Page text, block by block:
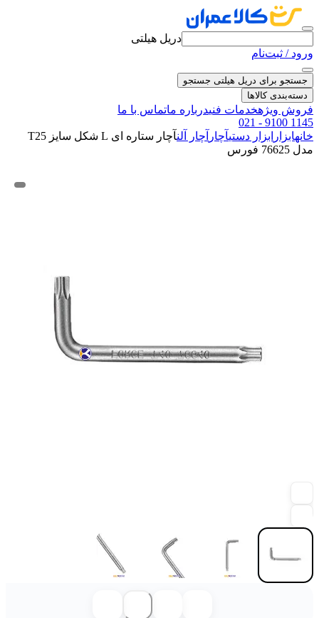
دریل هیلتی
ورود / ثبت‌نام
جستجو برای دریل هیلتی جستجو
دسته‌بندی کالاها
فروش ویژهخدمات فنیدرباره ماتماس با ما
021 - 9100 1145
خانهابزار ابزار دستیآچار آچار آلن
آچار ستاره ای L شکل سایز T25
مدل 76625 فورس